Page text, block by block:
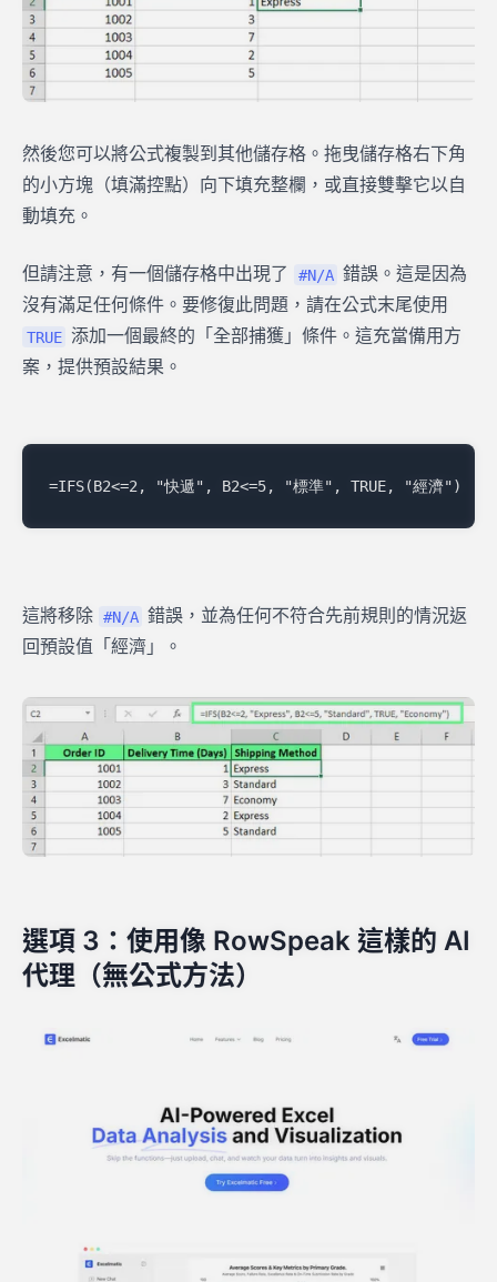
然後您可以將公式複製到其他儲存格。拖曳儲存格右下角
的小方塊（填滿控點）向下填充整欄，或直接雙擊它以自
動填充。
但請注意，有一個儲存格中出現了 #N/A 錯誤。這是因為
沒有滿足任何條件。要修復此問題，請在公式末尾使用
TRUE 添加一個最終的「全部捕獲」條件。這充當備用方
案，提供預設結果。
這將移除 #N/A 錯誤，並為任何不符合先前規則的情況返
回預設值「經濟」。
選項 3：使用像 RowSpeak 這樣的 AI
代理（無公式方法）